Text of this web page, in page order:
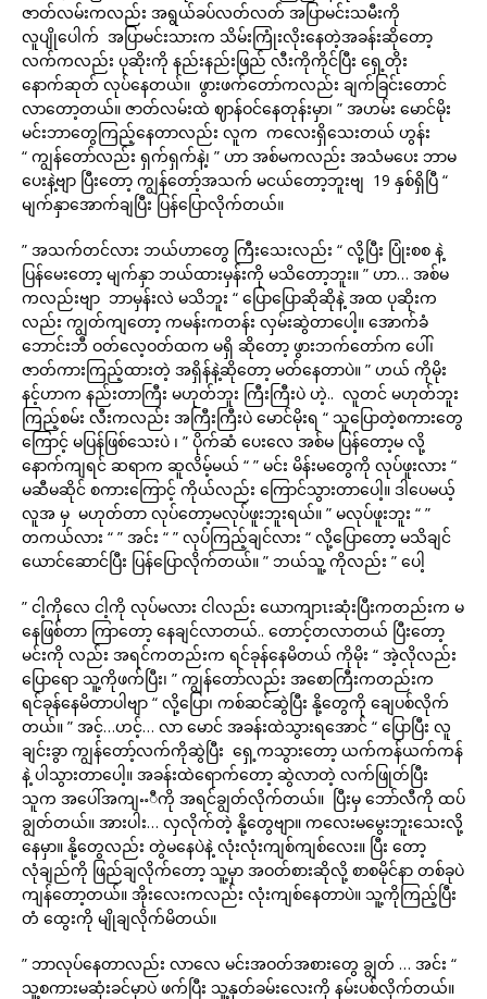
ဇာတ်လမ်းကလည်း အရွယ်ခပ်လတ်လတ် အပြာမင်းသမီးကို
လူပျိုပေါက် အပြာမင်းသားက သိမ်းကြုံးလိုးနေတဲ့အခန်းဆိုတော့
လက်ကလည်း ပုဆိုးကို နည်းနည်းဖြည် လီးကိုကိုင်ပြီး ရှေ့တိုး
နောက်ဆုတ် လုပ်နေတယ်။ ဖွားဖက်တော်ကလည်း ချက်ခြင်းတောင်
လာတော့တယ်။ ဇာတ်လမ်းထဲ ဈာန်ဝင်နေတုန်းမှာ၊ ” အဟမ်း မောင်မိုး
မင်းဘာတွေကြည့်နေတာလည်း လူက ကလေးရှိသေးတယ် ဟွန်း
“ ကျွန်တော်လည်း ရှက်ရှက်နဲ့၊ ” ဟာ အစ်မကလည်း အသံမပေး ဘာမ
ပေးနဲ့ဗျာ ပြီးတော့ ကျွန်တော့်အသက် မငယ်တော့ဘူးဗျ 19 နှစ်ရှိပြီ “
မျက်နှာအောက်ချပြီး ပြန်ပြောလိုက်တယ်။
” အသက်တင်လား ဘယ်ဟာတွေ ကြီးသေးလည်း “ လို့ပြီး ပြုံးစစ နဲ့
ပြန်မေးတော့ မျက်နှာ ဘယ်ထားမှန်းကို မသိတော့ဘူး။ ” ဟာ… အစ်မ
ကလည်းဗျာ ဘာမှန်းလဲ မသိဘူး “ ပြောပြောဆိုဆိုနဲ့ အထ ပုဆိုးက
လည်း ကျွတ်ကျတော့ ကမန်းကတန်း လှမ်းဆွဲတာပေါ့။ အောက်ခံ
ဘောင်းဘီ ဝတ်လေ့ဝတ်ထက မရှိ ဆိုတော့ ဖွားဘက်တော်က ပေါ်၊
ဇာတ်ကားကြည့်ထားတဲ့ အရှိန်နဲ့ဆိုတော့ မတ်နေတာပဲ။ ” ဟယ် ကိုမိုး
နင့်ဟာက နည်းတာကြီး မဟုတ်ဘူး ကြီးကြီးပဲ ဟဲ့.. လူတင် မဟုတ်ဘူး
ကြည့်စမ်း လီးကလည်း အကြီးကြီးပဲ မောင်မိုးရ “ သူပြောတဲ့စကားတွေ
ကြောင့် မပြန်ဖြစ်သေးပဲ ၊ ” ပိုက်ဆံ ပေးလေ အစ်မ ပြန်တော့မ လို့
နောက်ကျရင် ဆရာက ဆူလိမ့်မယ် “ ” မင်း မိန်းမတွေကို လုပ်ဖူးလား “
မဆီမဆိုင် စကားကြောင့် ကိုယ်လည်း ကြောင်သွားတာပေါ့။ ဒါပေမယ့်
လူအ မှ မဟုတ်တာ လုပ်တော့မလုပ်ဖူးဘူးရယ်။ ” မလုပ်ဖူးဘူး “ ”
တကယ်လား “ ” အင်း “ ” လုပ်ကြည့်ချင်လား “ လို့ပြောတော့ မသိချင်
ယောင်ဆောင်ပြီး ပြန်ပြောလိုက်တယ်။ ” ဘယ်သူ့ ကိုလည်း ” ပေါ့
” ငါ့ကိုလေ ငါ့ကို လုပ်မလား ငါလည်း ယောကျာၤးဆုံးပြီးကတည်းက မ
နေဖြစ်တာ ကြာတော့ နေချင်လာတယ်.. တောင့်တလာတယ် ပြီးတော့
မင်းကို လည်း အရင်ကတည်းက ရင်ခုန်နေမိတယ် ကိုမိုး “ အဲ့လိုလည်း
ပြောရော သူ့ကိုဖက်ပြီး၊ ” ကျွန်တော်လည်း အစောကြီးကတည်းက
ရင်ခုန်နေမိတာပါဗျာ “ လို့ပြော၊ ကစ်ဆင်ဆွဲပြီး နို့တွေကို ချေပစ်လိုက်
တယ်။ ” အင့်…ဟင့်… လာ မောင် အခန်းထဲသွားရအောင် “ ပြောပြီး လူ
ချင်းခွာ ကျွန်တော့်လက်ကိုဆွဲပြီး ရှေ့ကသွားတော့ ယက်ကန်ယက်ကန်
နဲ့ ပါသွားတာပေါ့။ အခန်းထဲရောက်တော့ ဆွဲလာတဲ့ လက်ဖြုတ်ပြီး
သူက အပေါ်အကျႌီကို အရင်ချွတ်လိုက်တယ်။ ပြီးမှ ဘော်လီကို ထပ်
ချွတ်တယ်။ အားပါး… လှလိုက်တဲ့ နို့တွေဗျာ။ ကလေးမမွေးဘူးသေးလို့
နေမှာ။ နို့တွေလည်း တွဲမနေပဲနဲ့ လုံးလုံးကျစ်ကျစ်လေး။ ပြီး တော့
လုံချည်ကို ဖြည်ချလိုက်တော့ သူ့မှာ အဝတ်စားဆိုလို့ စာစမိုင်နာ တစ်ခုပဲ
ကျန်တော့တယ်။ အိုးလေးကလည်း လုံးကျစ်နေတာပဲ။ သူ့ကိုကြည့်ပြီး
တံ ထွေးကို မျိုချလိုက်မိတယ်။
” ဘာလုပ်နေတာလည်း လာလေ မင်းအဝတ်အစားတွေ ချွတ် … အင်း “
သူ့စကားမဆုံးခင်မှာပဲ ဖက်ပြီး သူ့နုတ်ခမ်းလေးကို နမ်းပစ်လိုက်တယ်။